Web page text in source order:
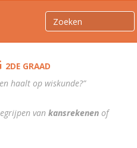
2DE GRAAD
haalt op wiskunde?”
van kansrekenen of